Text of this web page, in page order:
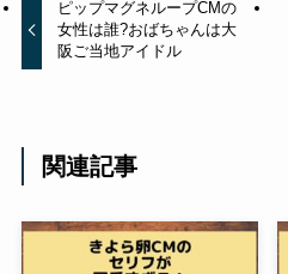
ピップマグネループCMの
女性は誰?おばちゃんは大
阪ご当地アイドル
関連記事